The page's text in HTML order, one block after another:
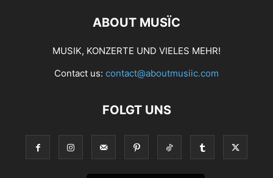
ABOUT MUSÏC
MUSIK, KONZERTE UND VIELES MEHR!
Contact us: contact@aboutmusiic.com
FOLGT UNS